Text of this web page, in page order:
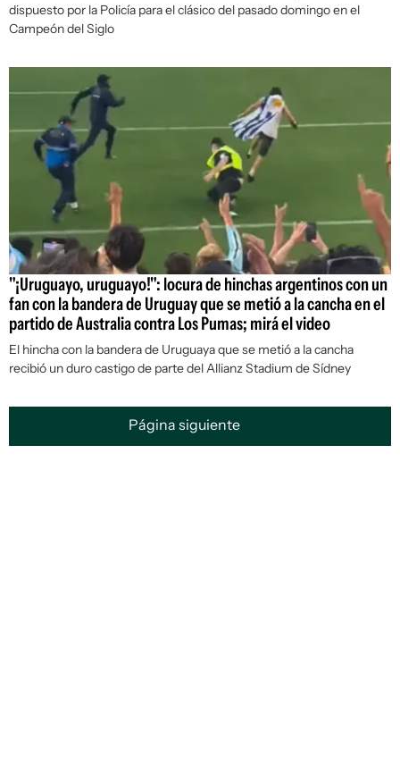
dispuesto por la Policía para el clásico del pasado domingo en el
Campeón del Siglo
"¡Uruguayo, uruguayo!": locura de hinchas argentinos con un
fan con la bandera de Uruguay que se metió a la cancha en el
partido de Australia contra Los Pumas; mirá el video
El hincha con la bandera de Uruguaya que se metió a la cancha
recibió un duro castigo de parte del Allianz Stadium de Sídney
Página siguiente